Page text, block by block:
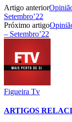
Artigo anterior
Setembro’22
Próximo artigo
– Setembro’22
Figueira Tv
ARTIGOS